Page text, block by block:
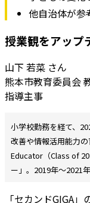
他自治体が参
授業観をアップ
山下 若菜 さん
熊本市教育委員会
指導主事
小学校勤務を経て、
改善や情報活用能力
Educator（Class of
ー」。2019年〜2021
「セカンドGIGA